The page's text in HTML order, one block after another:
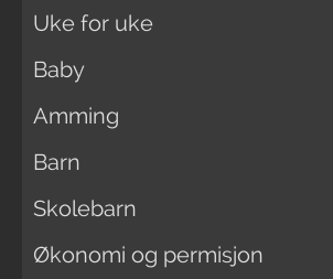
Uke for uke
Baby
Amming
Barn
Skolebarn
Økonomi og permisjon